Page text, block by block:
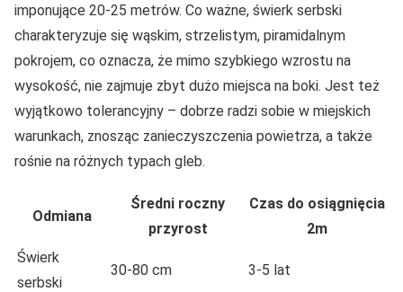
imponujące 20-25 metrów. Co ważne, świerk serbski
charakteryzuje się wąskim, strzelistym, piramidalnym
pokrojem, co oznacza, że mimo szybkiego wzrostu na
wysokość, nie zajmuje zbyt dużo miejsca na boki. Jest też
wyjątkowo tolerancyjny – dobrze radzi sobie w miejskich
warunkach, znosząc zanieczyszczenia powietrza, a także
rośnie na różnych typach gleb.
Odmiana
Średni roczny
przyrost
Czas do osiągnięcia
2m
Świerk
serbski
30-80 cm 3-5 lat